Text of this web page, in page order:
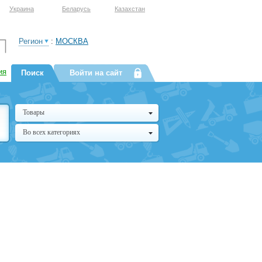
Украина Беларусь Казахстан
Регион : МОСКВА
Поиск Войти на сайт
Товары
Во всех категориях